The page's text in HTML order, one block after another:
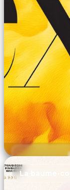
La baume-